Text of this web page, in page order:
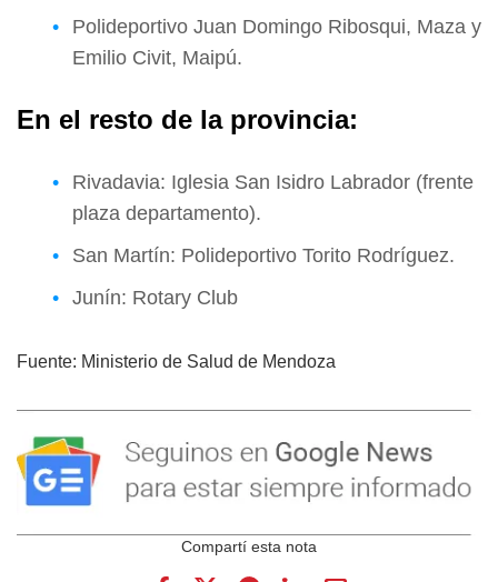
Polideportivo Juan Domingo Ribosqui, Maza y
Emilio Civit, Maipú.
En el resto de la provincia:
Rivadavia: Iglesia San Isidro Labrador (frente
plaza departamento).
San Martín: Polideportivo Torito Rodríguez.
Junín: Rotary Club
Fuente: Ministerio de Salud de Mendoza